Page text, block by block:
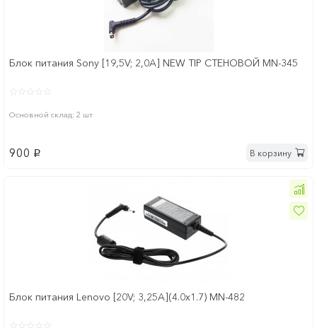
Блок питания Sony [19,5V; 2,0A] NEW TIP СТЕНОВОЙ MN-345
Основной склад: 2 шт
900 p В корзину
Блок питания Lenovo [20V; 3,25A](4.0х1.7) MN-482